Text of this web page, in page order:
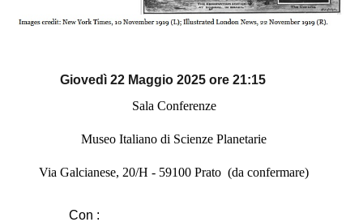
Giovedì 22 Maggio 2025 ore 21:15
Sala Conferenze
Museo Italiano di Scienze Planetarie
Via Galcianese, 20/H - 59100 Prato (da confermare)
Con :